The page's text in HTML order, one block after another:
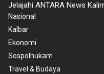
Jelajahi ANTARA News
Nasional
Kalbar
Ekonomi
Sospolhukam
Travel & Budaya